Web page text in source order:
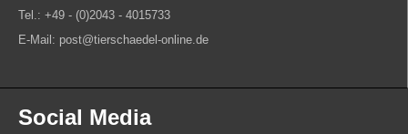
Tel.: +49 - (0)2043 - 4015733
E-Mail: post@tierschaedel-online.de
Social Media